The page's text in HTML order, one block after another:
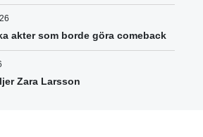
akter som borde göra comeback
Zara Larsson